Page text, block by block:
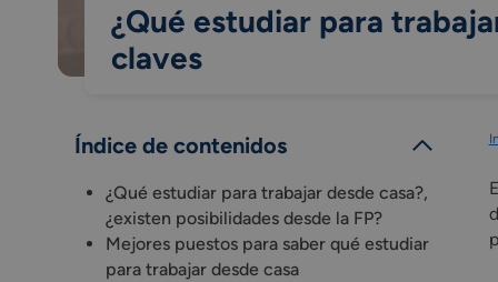
¿Qué estudiar para
claves
Índice de contenidos
¿Qué estudiar para trabajar desde casa?,
¿existen posibilidades desde la FP?
Mejores puestos para saber qué estudiar
para trabajar desde casa